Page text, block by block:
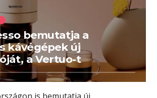
bemutatja a
kávégépek új
a Vertuo-t